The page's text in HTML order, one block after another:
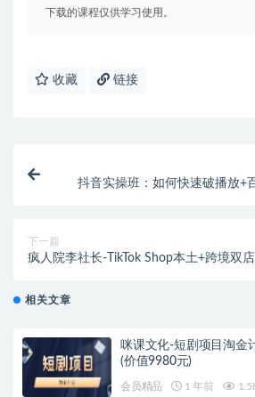
下载的课程仅供学习使用。
收藏 链接
抖音实操班：如何快速破播放+
下一篇
疯人院李社长-TikTok Shop本土+跨境双
相关文章
咪课文化-短剧项目淘金
(价值9980元)
会员精品 1 年前